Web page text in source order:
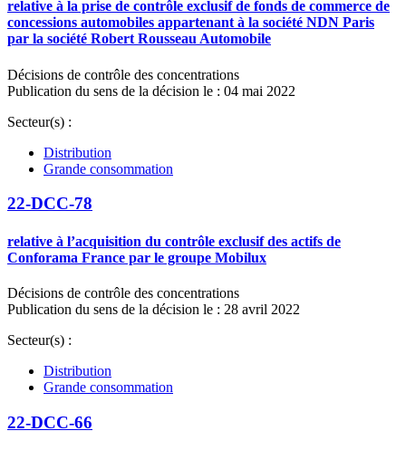
relative à la prise de contrôle exclusif de fonds de commerce de
concessions automobiles appartenant à la société NDN Paris
par la société Robert Rousseau Automobile
Décisions de contrôle des concentrations
Publication du sens de la décision le : 04 mai 2022
Secteur(s) :
Distribution
Grande consommation
22-DCC-78
relative à l’acquisition du contrôle exclusif des actifs de
Conforama France par le groupe Mobilux
Décisions de contrôle des concentrations
Publication du sens de la décision le : 28 avril 2022
Secteur(s) :
Distribution
Grande consommation
22-DCC-66